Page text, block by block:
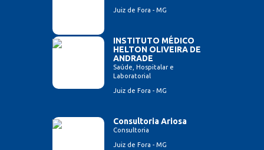
Juiz de Fora - MG
INSTITUTO MÉDICO
HELTON OLIVEIRA DE
ANDRADE
Saúde, Hospitalar e
Laboratorial
Juiz de Fora - MG
Consultoria Ariosa
Consultoria
Juiz de Fora - MG